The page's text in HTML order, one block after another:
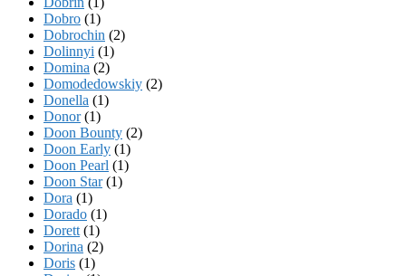
Dobro (1)
Dobrochin (2)
Dolinnyi (1)
Domina (2)
Domodedowskiy (2)
Donella (1)
Donor(1)
Doon Bounty (2)
Doon Early (1)
Doon Pearl (1)
Doon Star(1)
Dora (1)
Dorado (1)
Dorett (1)
Dorina (2)
Doris (1)